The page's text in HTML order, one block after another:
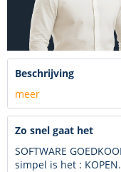
Beschrijving
meer
Zo snel gaat het
SOFTWARE
simpel is het :